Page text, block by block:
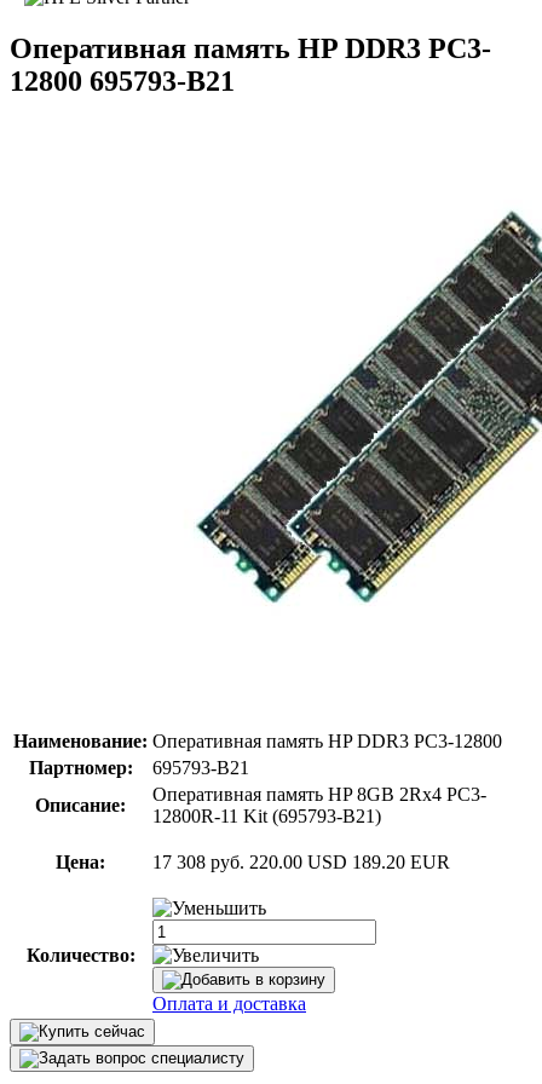
Оперативная память HP DDR3 PC3-
12800 695793-B21
Наименование: Оперативная память HP DDR3 PC3-12800
Партномер:
695793-B21
Описание:
Оперативная память HP 8GB 2Rx4 PC3-
12800R-11 Kit (695793-B21)
Цена: 17 308 руб. 220.00 USD 189.20 EUR
Количество:
Оплата и доставка